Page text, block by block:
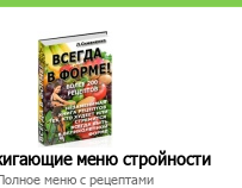
меню стройности
меню с рецептами